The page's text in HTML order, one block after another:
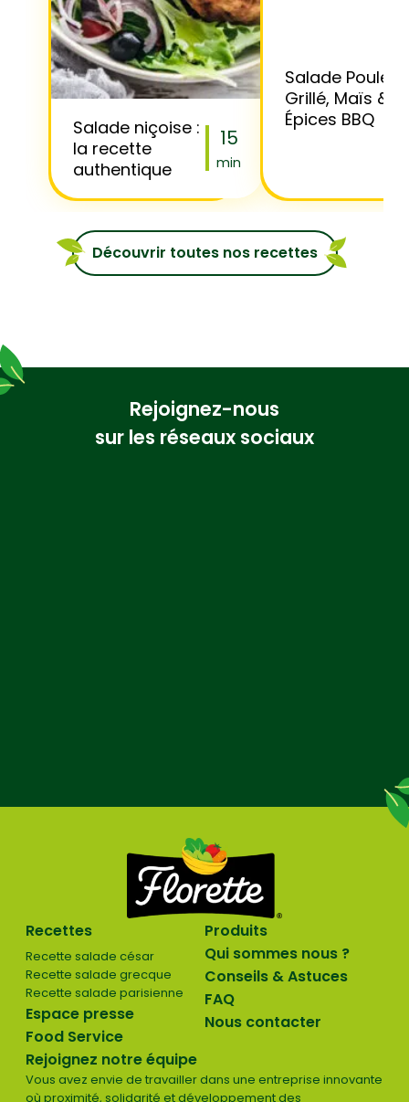
Salade niçoise :
la recette
authentique
15
min
Salade Poulet
Grillé, Maïs &
Épices BBQ
Découvrir toutes nos recettes
Rejoignez-nous
sur les réseaux sociaux
Recettes
Recette salade césar
Recette salade grecque
Recette salade parisienne
Espace presse
Food Service
Produits
Qui sommes nous ?
Conseils & Astuces
FAQ
Nous contacter
Rejoignez notre équipe
Vous avez envie de travailler dans une entreprise innovante
où proximité, solidarité et développement des